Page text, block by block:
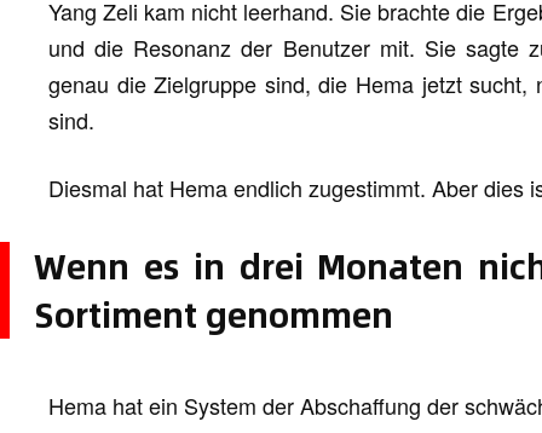
Yang Zeli kam nicht leerhand. Sie brachte die
und die Resonanz der Benutzer mit. Sie sagte
genau die Zielgruppe sind, die Hema jetzt
sind.
Diesmal hat Hema endlich zugestimmt. Aber dies
Wenn es in drei Monaten
Sortiment genommen
Hema hat ein System der Abschaffung der